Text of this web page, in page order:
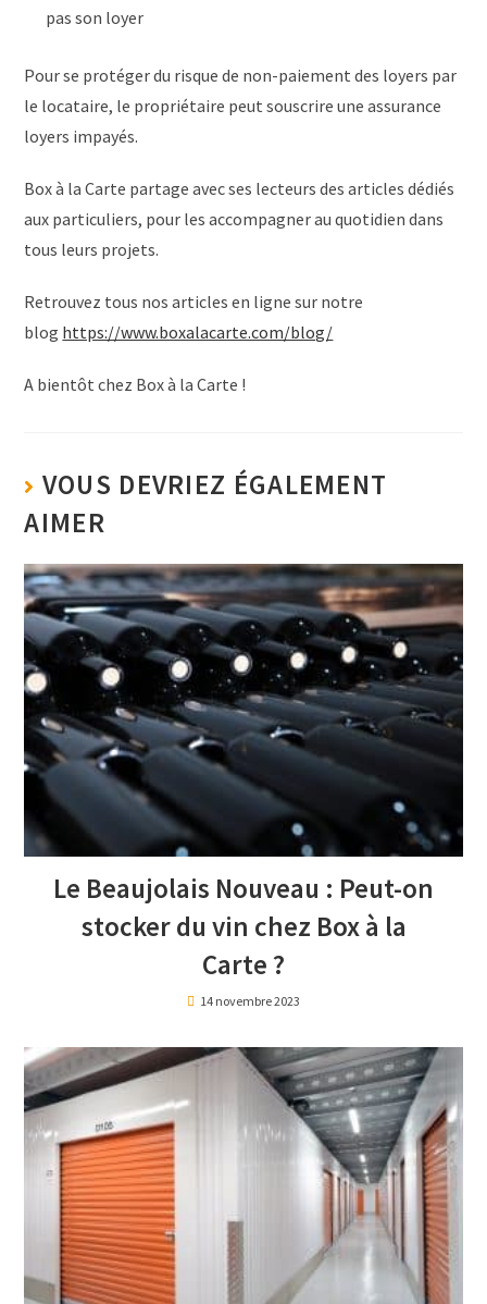
pas son loyer
Pour se protéger du risque de non-paiement des loyers par
le locataire, le propriétaire peut souscrire une assurance
loyers impayés.
Box à la Carte partage avec ses lecteurs des articles dédiés
aux particuliers, pour les accompagner au quotidien dans
tous leurs projets.
Retrouvez tous nos articles en ligne sur notre
blog https://www.boxalacarte.com/blog/
A bientôt chez Box à la Carte !
VOUS DEVRIEZ ÉGALEMENT
AIMER
Le Beaujolais Nouveau : Peut-on
stocker du vin chez Box à la
Carte ?
14 novembre 2023